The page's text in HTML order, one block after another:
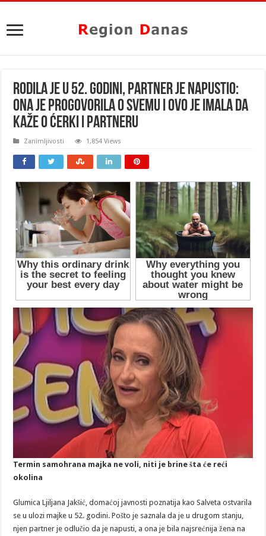
RODILA JE U 52. GODINI, PARTNER JE NAPUSTIO:
Ona je progovorila o SVEMU i OVO je imala da
kaže o ĆERKI i PARTNERU
Zanimljivosti 1,854 Views
Termin samohrana majka ne voli, niti je brine šta će reći
okolina
Glumica Ljiljana Jakšić, domaćoj javnosti poznatija kao Salveta ostvarila
se u ulozi majke u 52. godini. Pošto je saznala da je u drugom stanju,
njen partner je odlučio da je napusti, a ona je bila najsrećnija žena na